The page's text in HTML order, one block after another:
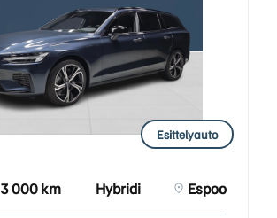
Esittelyauto
3 000 km Hybridi Espoo